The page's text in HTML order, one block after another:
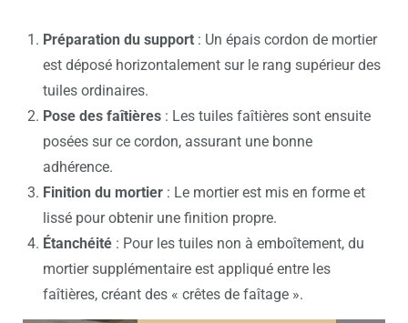
Préparation du support : Un épais cordon de mortier
est déposé horizontalement sur le rang supérieur des
tuiles ordinaires.
Pose des faîtières : Les tuiles faîtières sont ensuite
posées sur ce cordon, assurant une bonne
adhérence.
Finition du mortier : Le mortier est mis en forme et
lissé pour obtenir une finition propre.
Étanchéité : Pour les tuiles non à emboîtement, du
mortier supplémentaire est appliqué entre les
faîtières, créant des « crêtes de faîtage ».